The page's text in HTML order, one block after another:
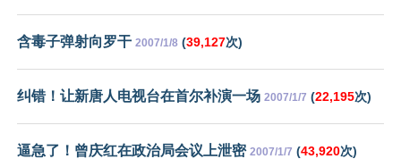
含毒子弹射向罗干 2007/1/8 (39,127次)
纠错！让新唐人电视台在首尔补演一场 2007/1/7 (22,195次)
逼急了！曾庆红在政治局会议上泄密 2007/1/7 (43,920次)